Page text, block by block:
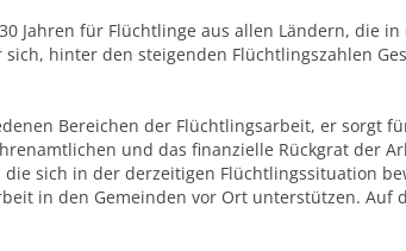
Jahren für Flüchtlinge aus allen Ländern, die
hinter den steigenden Flüchtlingszahlen
Bereichen der Flüchtlingsarbeit, er sorgt
und das finanzielle Rückgrat der
sich in der derzeitigen Flüchtlingssituation
in den Gemeinden vor Ort unterstützen. Auf